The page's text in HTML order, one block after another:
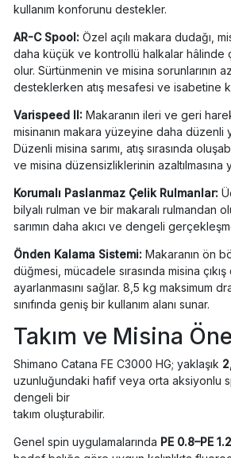
kullanım konforunu destekler.
AR-C Spool: Özel açılı makara dudağı,
daha küçük ve kontrollü halkalar hâlinde
olur. Sürtünmenin ve misina sorunlarının
desteklerken atış mesafesi ve isabetine
Varispeed II: Makaranın ileri ve geri
misinanın makara yüzeyine daha düzenli
Düzenli misina sarımı, atış sırasında
ve misina düzensizliklerinin azaltılmasına
Korumalı Paslanmaz Çelik Rulmanlar:
bilyalı rulman ve bir makaralı rulmandan
sarımın daha akıcı ve dengeli
Önden Kalama Sistemi: Makaranın ön
düğmesi, mücadele sırasında misina
ayarlanmasını sağlar. 8,5 kg maksimum
sınıfında geniş bir kullanım alanı sunar.
Takım ve Misina
Shimano Catana FE C3000 HG; yaklaşık
uzunluğundaki hafif veya orta aksiyonlu
dengeli bir
takım oluşturabilir.
Genel spin uygulamalarında PE 0.8–PE 1.2